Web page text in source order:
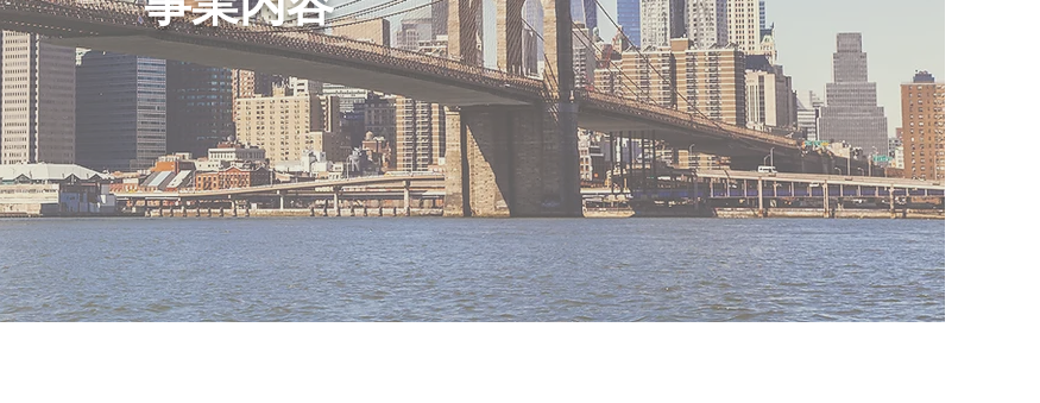
​ニュース